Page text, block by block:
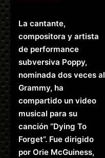
La cantante,
compositora y artista
de performance
subversiva Poppy,
nominada dos veces al
Grammy, ha
compartido un video
musical para su
canción “Dying To
Forget”. Fue dirigido
por Orie McGuiness,